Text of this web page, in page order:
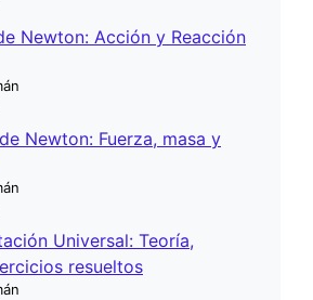
Newton: Acción y Reacción
Newton: Fuerza, masa y
Universal: Teoría,
resueltos